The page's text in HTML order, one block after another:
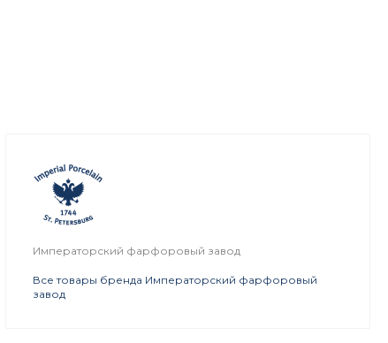
Императорский фарфоровый завод
Все товары бренда Императорский фарфоровый
завод